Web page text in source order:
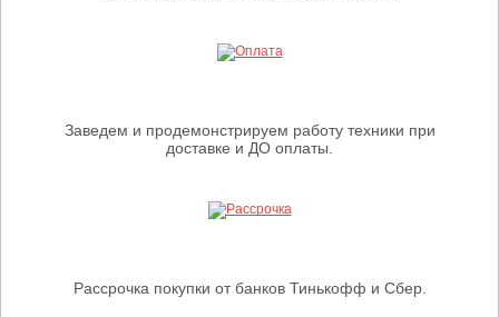
Заведем и продемонстрируем работу техники при
доставке и ДО оплаты.
Рассрочка покупки от банков Тинькофф и Сбер.